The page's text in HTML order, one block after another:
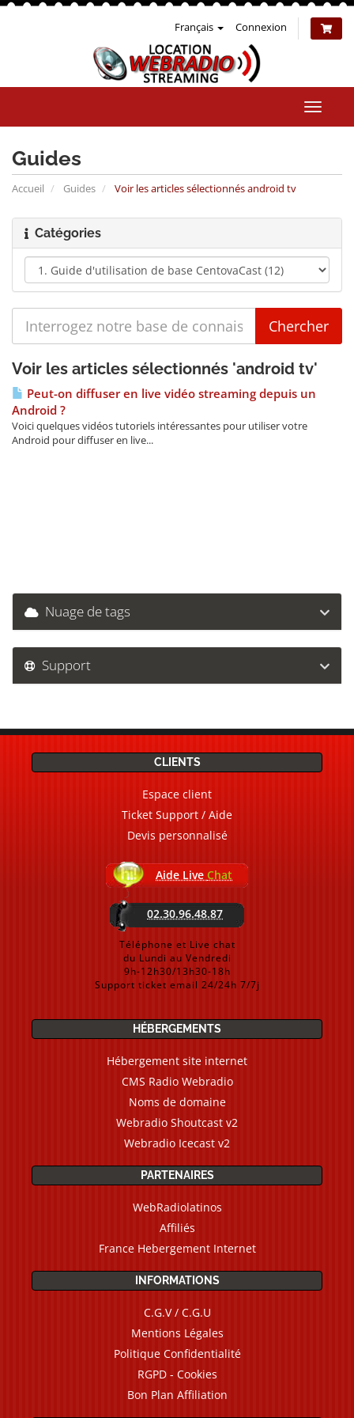
Français Connexion
la
Guides
Accueil Guides Voir les articles sélectionnés android tv
Catégories
Voir les articles sélectionnés 'android tv'
Peut-on diffuser en live vidéo streaming depuis un
Android ?
Voici quelques vidéos tutoriels intéressantes pour utiliser votre
Android pour diffuser en live...
Nuage de tags
Support
CLIENTS
Espace client
Ticket Support / Aide
Devis personnalisé
Aide Live Chat
02.30.96.48.87
Téléphone et Live chat
du Lundi au Vendredi
9h-12h30/13h30-18h
Support ticket email 24/24h 7/7j
HÉBERGEMENTS
Hébergement site internet
CMS Radio Webradio
Noms de domaine
Webradio Shoutcast v2
Webradio Icecast v2
PARTENAIRES
WebRadiolatinos
Affiliés
France Hebergement Internet
INFORMATIONS
C.G.V / C.G.U
Mentions Légales
Politique Confidentialité
RGPD - Cookies
Bon Plan Affiliation